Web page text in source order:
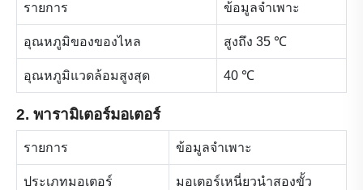
รายการ ข้อมูลจำเพาะ
อุณหภูมิของของไหล สูงถึง 35 ℃
อุณหภูมิแวดล้อมสูงสุด 40 ℃
2. พารามิเตอร์มอเตอร์
รายการ ข้อมูลจำเพาะ
ประเภทมอเตอร์ มอเตอร์เหนี่ยวนำสองขั้ว